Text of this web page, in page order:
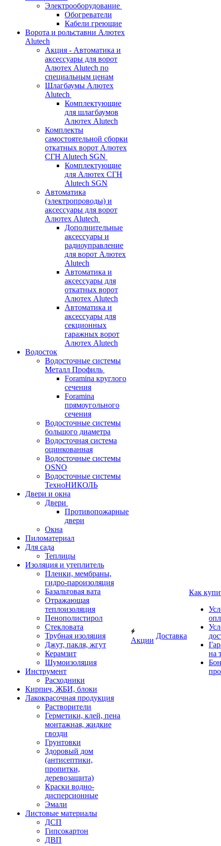
Электрооборудование
Обогреватели
Кабели греющие
Ворота и рольставни Алютех
Alutech
Акция - Автоматика и
аксессуары для ворот
Алютех Alutech по
специальным ценам
Шлагбаумы Алютех
Alutech
Комплектующие
для шлагбаумов
Алютех Alutech
Комплекты
самостоятельной сборки
откатных ворот Алютех
СГН Alutech SGN
Комплектующие
для Алютех СГН
Alutech SGN
Автоматика
(электропроводы) и
аксессуары для ворот
Алютех Alutech
Дополнительные
аксессуары и
радиоуправление
для ворот Алютех
Alutech
Автоматика и
аксессуары для
откатных ворот
Алютех Alutech
Автоматика и
аксессуары для
секционных
гаражных ворот
Алютех Alutech
Водосток
Водосточные системы
Металл Профиль
Foramina круглого
сечения
Foramina
прямоугольного
сечения
Водосточные системы
большого диаметра
Водосточная система
оцинкованная
Водосточные системы
OSNO
Водосточные системы
ТехноНИКОЛЬ
Двери и окна
Двери
Противопожарные
двери
Окна
Пиломатериал
Для сада
Теплицы
Изоляция и утеплитель
Пленки, мембраны,
гидро-пароизоляция
Базальтовая вата
Отражающая
теплоизоляция
Пенополистирол
Стекловата
Трубная изоляция
Джут, пакля, жгут
Керамзит
Шумоизоляция
Инструмент
Расходники
Кирпич, ЖБИ, блоки
Лакокрасочная продукция
Растворители
Герметики, клей, пена
монтажная, жидкие
гвозди
Грунтовки
Здоровый дом
(антисептики,
пропитки,
деревозащита)
Краски водно-
дисперсионные
Эмали
Листовые материалы
ДСП
Гипсокартон
ДВП
Акции
Доставка
Как
на